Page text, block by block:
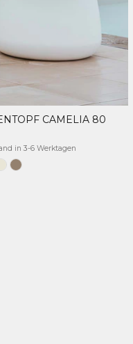
WÄHLEN
CAMELIA 80
in 3-6 Werktagen
Opak-Taupe